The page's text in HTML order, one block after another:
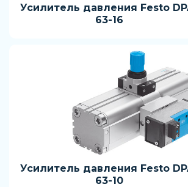
Усилитель давления Festo
63-16
Усилитель давления Festo
63-10